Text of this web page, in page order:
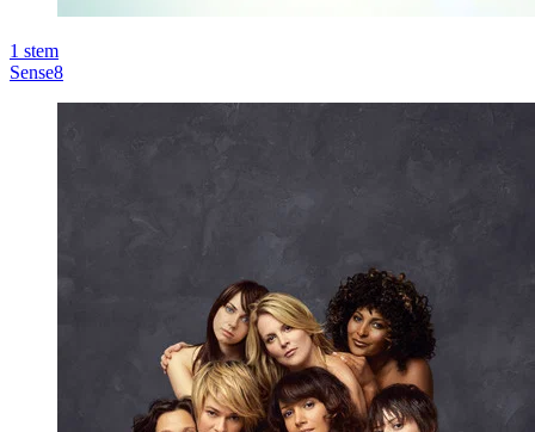
1 stem
Sense8